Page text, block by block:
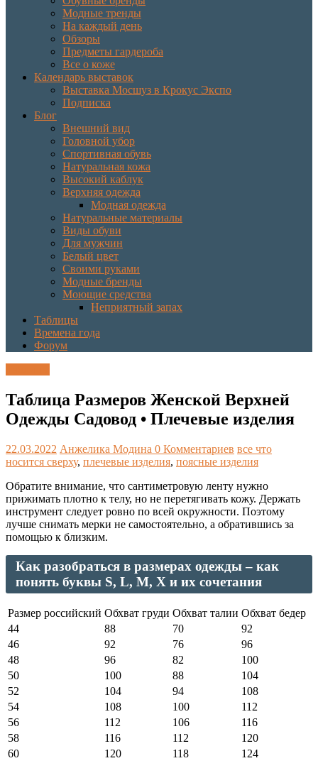
Модные тренды
На каждый день
Обзоры
Предметы гардероба
Все о коже
Календарь выставок
Выставка Мосшуз в Крокус Экспо
Подписка
Блог
Внешний вид
Головной убор
Спортивная обувь
Натуральная кожа
Высокий каблук
Верхняя одежда
Модная одежда
Натуральные материалы
Виды обуви
Для мужчин
Белый цвет
Своими руками
Модные бренды
Моющие средства
Неприятный запах
Таблицы
Времена года
Форум
Таблица Размеров Женской Верхней
Одежды Садовод • Плечевые изделия
22.03.2022 Анжелика Модина 0 Комментариев все что
носится сверху, плечевые изделия, поясные изделия
Обратите внимание, что сантиметровую ленту нужно
прижимать плотно к телу, но не перетягивать кожу. Держать
инструмент следует ровно по всей окружности. Поэтому
лучше снимать мерки не самостоятельно, а обратившись за
помощью к близким.
Как разобраться в размерах одежды – как
понять буквы S, L, M, X и их сочетания
Размер российский Обхват груди Обхват талии Обхват бедер
44
88 70
92
46
92 76
96
48
96 82
100
50
100 88
104
52
104 94
108
54
108 100
112
56
112 106
116
58
116 112
120
60
120 118 124